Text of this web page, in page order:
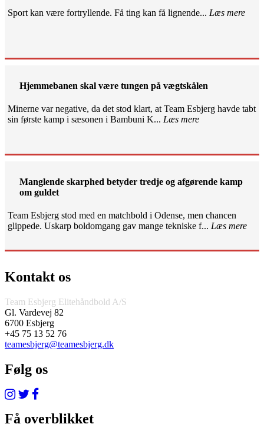
Sport kan være fortryllende. Få ting kan få lignende... Læs mere
Hjemmebanen skal være tungen på vægtskålen
Minerne var negative, da det stod klart, at Team Esbjerg havde tabt
sin første kamp i sæsonen i Bambuni K... Læs mere
Manglende skarphed betyder tredje og afgørende kamp
om guldet
Team Esbjerg stod med en matchbold i Odense, men chancen
glippede. Uskarp boldomgang gav mange tekniske f... Læs mere
Kontakt os
Team Esbjerg Elitehåndbold A/S
Gl. Vardevej 82
6700 Esbjerg
+45 75 13 52 76
teamesbjerg@teamesbjerg.dk
Følg os
Få overblikket